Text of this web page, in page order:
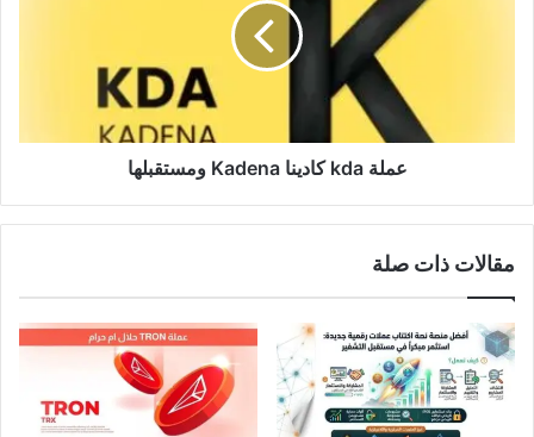
عملة kda كادينا Kadena ومستقبلها
مقالات ذات صلة